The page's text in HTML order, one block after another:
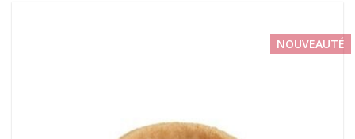
NOUVEAUTÉ